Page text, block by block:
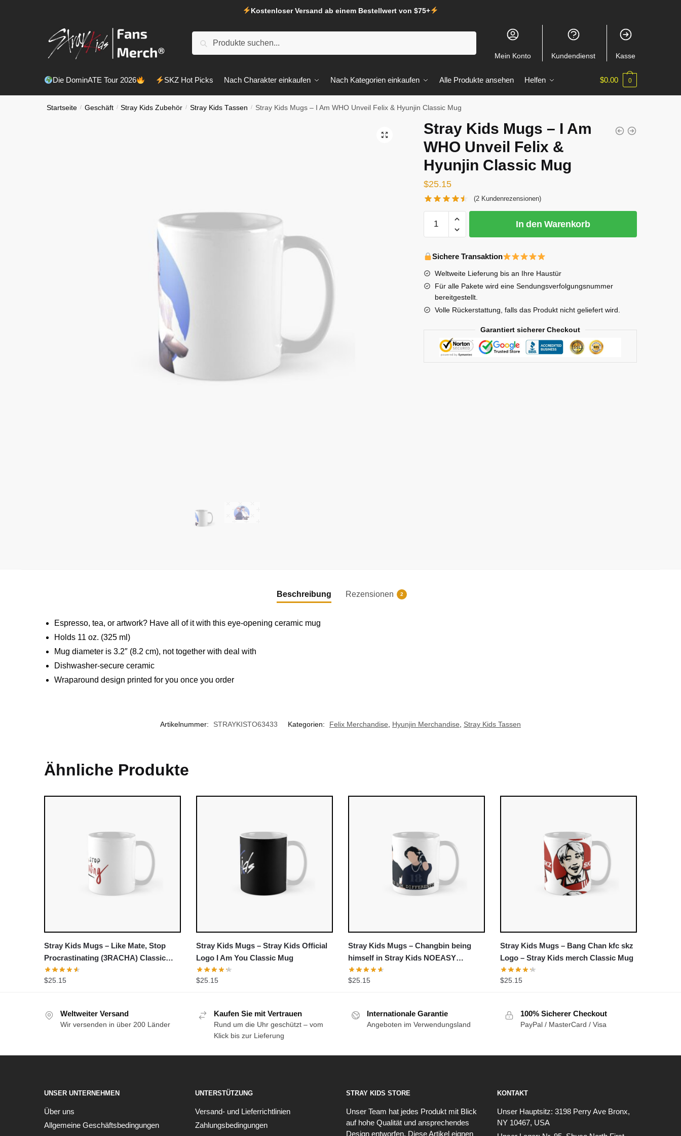
Kostenloser Versand ab einem Bestellwert von $75+
Suchen
Mein Konto Kundendienst Kasse
Die DominATE Tour 2026 SKZ Hot Picks Nach Charakter einkaufen Nach Kategorien einkaufen Alle Produkte ansehen Helfen $0.00 0
Startseite / Geschäft / Stray Kids Zubehör / Stray Kids Tassen / Stray Kids Mugs – I Am WHO Unveil Felix & Hyunjin Classic Mug
🔍
Stray Kids Mugs – I Am
WHO Unveil Felix &
Hyunjin Classic Mug
$25.15
(2 Kundenrezensionen)
Kids
-
WHO
Unveil
Hyunjin
Classic
In den Warenkorb
Sichere Transaktion
Weltweite Lieferung bis an Ihre Haustür
Für alle Pakete wird eine Sendungsverfolgungsnummer
bereitgestellt.
Volle Rückerstattung, falls das Produkt nicht geliefert wird.
Garantiert sicherer Checkout
Beschreibung Rezensionen 2
Espresso, tea, or artwork? Have all of it with this eye-opening ceramic mug
Holds 11 oz. (325 ml)
Mug diameter is 3.2″ (8.2 cm), not together with deal with
Dishwasher-secure ceramic
Wraparound design printed for you once you order
Artikelnummer: STRAYKISTO63433 Kategorien: Felix Merchandise Hyunjin Merchandise Stray Kids Tassen
Ähnliche Produkte
Stray Kids Mugs – Like Mate, Stop
Procrastinating (3RACHA) Classic
Mug
$25.15
Stray Kids Mugs – Stray Kids Official
Logo I Am You Classic Mug
$25.15
Stray Kids Mugs – Changbin being
himself in Stray Kids NOEASY
Thunderous Trailer Classic Mug
$25.15
Stray Kids Mugs – Bang Chan kfc skz
Logo – Stray Kids merch Classic Mug
$25.15
Weltweiter Versand
Wir versenden in über 200 Länder
Kaufen Sie mit Vertrauen
Rund um die Uhr geschützt – vom
Klick bis zur Lieferung
Internationale Garantie
Angeboten im Verwendungsland
100% Sicherer Checkout
PayPal / MasterCard / Visa
UNSER UNTERNEHMEN
Über uns
Allgemeine Geschäftsbedingungen
UNTERSTÜTZUNG
Versand- und Lieferrichtlinien
Zahlungsbedingungen
STRAY KIDS STORE
Unser Team hat jedes Produkt mit Blick
auf hohe Qualität und ansprechendes
Design entworfen. Diese Artikel eignen
KONTAKT
Unser Hauptsitz: 3198 Perry Ave Bronx,
NY 10467, USA